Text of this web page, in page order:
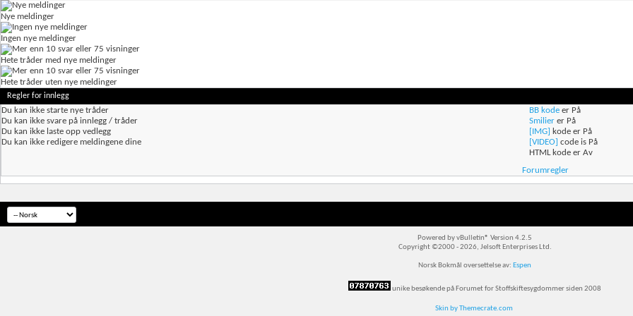
Nye meldinger
Ingen nye meldinger
Hete tråder med nye meldinger
Hete tråder uten nye meldinger
Regler for innlegg
Du kan ikke starte nye tråder
Du kan ikke svare på innlegg / tråder
Du kan ikke laste opp vedlegg
Du kan ikke redigere meldingene dine
BB kode er På
Smilier er På
[IMG] kode er På
[VIDEO] code is På
HTML kode er Av
Forumregler
Powered by vBulletin® Version 4.2.5
Copyright ©2000 - 2026, Jelsoft Enterprises Ltd.
Norsk Bokmål oversettelse av: Espen
unike besøkende på Forumet for Stoffskiftesygdommer siden 2008
Skin by Themecrate.com